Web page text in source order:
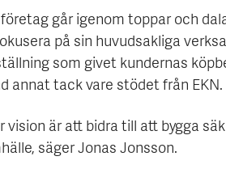
går igenom toppar och
på sin huvudsakliga
som givet kundernas
annat tack vare stödet från EKN.
vision är att bidra till att bygga
säger Jonas Jonsson.